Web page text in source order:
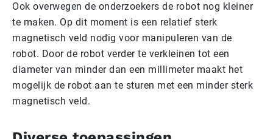
Ook overwegen de onderzoekers de robot nog kleiner
te maken. Op dit moment is een relatief sterk
magnetisch veld nodig voor manipuleren van de
robot. Door de robot verder te verkleinen tot een
diameter van minder dan een millimeter maakt het
mogelijk de robot aan te sturen met een minder sterk
magnetisch veld.